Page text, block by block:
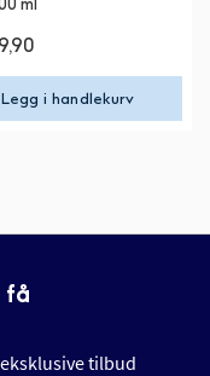
ml
Legg i handlekurv
få
tilbud